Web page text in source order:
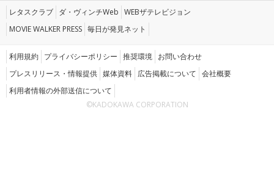
レタスクラブ ダ・ヴィンチWeb WEBザテレビジョン
MOVIE WALKER PRESS 毎日が発見ネット
利用規約 プライバシーポリシー 推奨環境 お問い合わせ
プレスリリース・情報提供 媒体資料 広告掲載について 会社概要
利用者情報の外部送信について
©KADOKAWA CORPORATION